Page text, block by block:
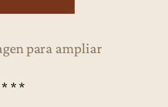
para ampliar
* * *